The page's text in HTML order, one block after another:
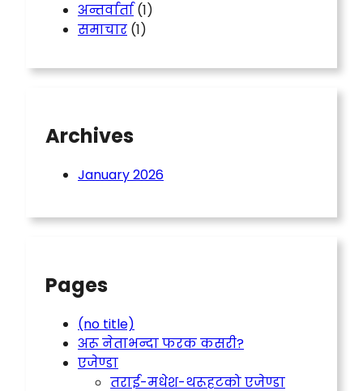
अन्तर्वार्ता(1)
समाचार (1)
Archives
January 2026
Pages
(no title)
अरू नेताभन्दा फरक कसरी?
एजेण्डा
तराई-मधेश-थरूहटको एजेण्डा